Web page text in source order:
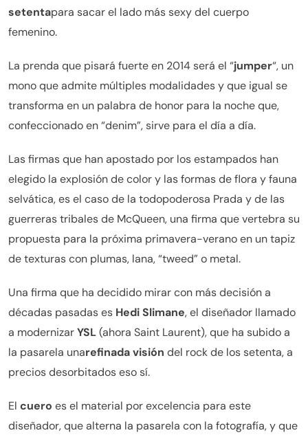
setentapara sacar el lado más sexy del cuerpo
femenino.
La prenda que pisará fuerte en 2014 será el “jumper“, un
mono que admite múltiples modalidades y que igual se
transforma en un palabra de honor para la noche que,
confeccionado en “denim”, sirve para el día a día.
Las firmas que han apostado por los estampados han
elegido la explosión de color y las formas de flora y fauna
selvática, es el caso de la todopoderosa Prada y de las
guerreras tribales de McQueen, una firma que vertebra su
propuesta para la próxima primavera-verano en un tapiz
de texturas con plumas, lana, “tweed” o metal.
Una firma que ha decidido mirar con más decisión a
décadas pasadas es Hedi Slimane, el diseñador llamado
a modernizarYSL(ahora Saint Laurent), que ha subido a
la pasarela unarefinada visión del rock de los setenta, a
precios desorbitados eso sí.
El cuero es el material por excelencia para este
diseñador, que alterna la pasarela con la fotografía, y que